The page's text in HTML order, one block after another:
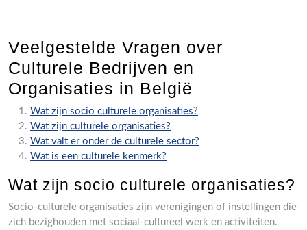
Veelgestelde Vragen over
Culturele Bedrijven en
Organisaties in België
Wat zijn socio culturele organisaties?
Wat zijn culturele organisaties?
Wat valt er onder de culturele sector?
Wat is een culturele kenmerk?
Wat zijn socio culturele organisaties?
Socio-culturele organisaties zijn verenigingen of instellingen die
zich bezighouden met sociaal-cultureel werk en activiteiten.